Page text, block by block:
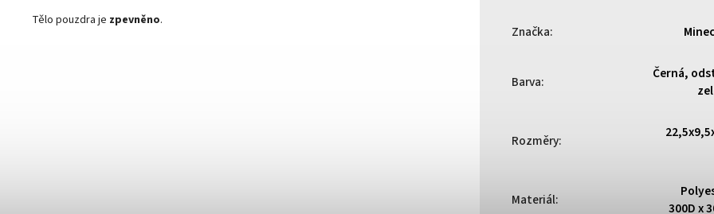
Tělo pouzdra je zpevněno.
Značka:
Barva:
Černá,
Rozměry:
Materiál:
300D x